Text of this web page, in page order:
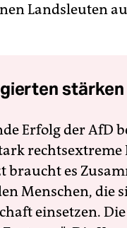
Landsleuten
stärken
Erfolg der AfD
braucht es
Menschen, die
einsetzen.